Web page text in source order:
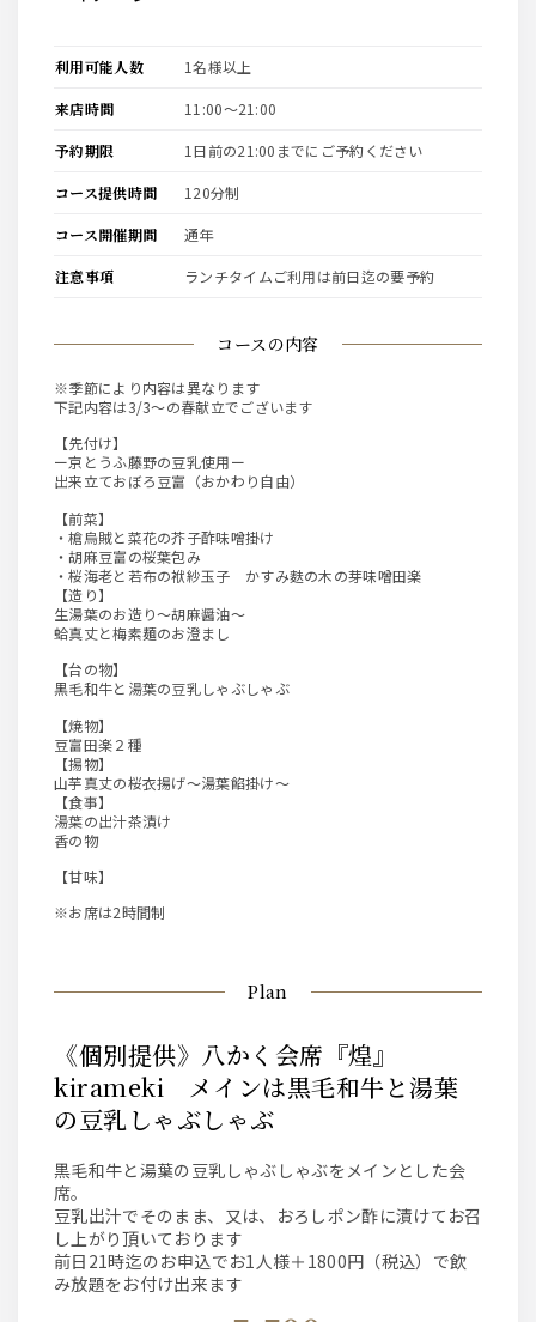
コースの内容
※季節により内容は異なります
下記内容は3/3～の春献立でございます
【先付け】
ー京とうふ藤野の豆乳使用ー
出来立ておぼろ豆富（おかわり自由）
【前菜】
・槍烏賊と菜花の芥子酢味噌掛け
・胡麻豆富の桜葉包み
・桜海老と若布の袱紗玉子 かすみ麩の木の芽味噌田楽
【造り】
生湯葉のお造り～胡麻醤油～
蛤真丈と梅素麺のお澄まし
【台の物】
黒毛和牛と湯葉の豆乳しゃぶしゃぶ
【焼物】
豆富田楽２種
【揚物】
山芋真丈の桜衣揚げ～湯葉餡掛け～
【食事】
湯葉の出汁茶漬け
香の物
【甘味】
※お席は2時間制
利用可能人数 1名様以上
来店時間 11:00〜21:00
予約期限 1日前の21:00までにご予約ください
コース提供時間 120分制
コース開催期間 通年
注意事項 ランチタイムご利用は前日迄の要予約
Plan
《個別提供》八かく会席『煌』
kirameki メインは黒毛和牛と湯葉
の豆乳しゃぶしゃぶ
黒毛和牛と湯葉の豆乳しゃぶしゃぶをメインとした会
席。
豆乳出汁でそのまま、又は、おろしポン酢に漬けてお召
し上がり頂いております
前日21時迄のお申込でお1人様＋1800円（税込）で飲
み放題をお付け出来ます